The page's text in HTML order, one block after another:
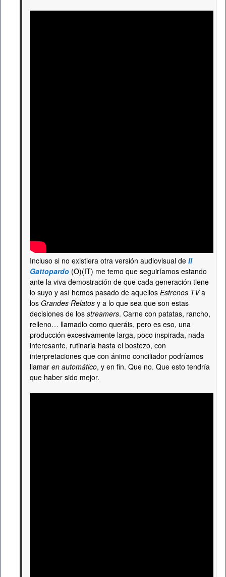
Incluso si no existiera otra versión audiovisual de Il
Gattopardo (O)(IT) me temo que seguiríamos estando
ante la viva demostración de que cada generación tiene
lo suyo y así hemos pasado de aquellos Estrenos TVa
los Grandes Relatos y a lo que sea que son estas
decisiones de los streamers. Carne con patatas, rancho,
relleno… llamadlo como queráis, pero es eso, una
producción excesivamente larga, poco inspirada, nada
interesante, rutinaria hasta el bostezo, con
interpretaciones que con ánimo conciliador podríamos
llamar en automático, y en fin. Que no. Que esto tendría
que haber sido mejor.